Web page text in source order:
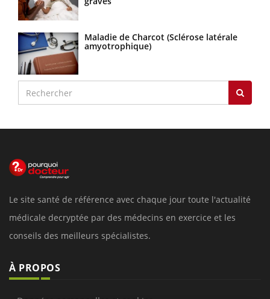
Maladie de Charcot (Sclérose latérale
amyotrophique)
Le site santé de référence avec chaque jour toute l'actualité
médicale decryptée par des médecins en exercice et les
conseils des meilleurs spécialistes.
À PROPOS